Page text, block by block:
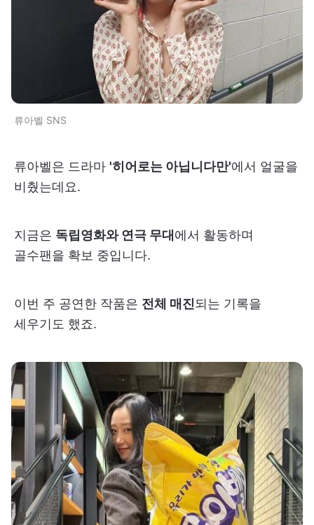
류아벨 SNS
류아벨은 드라마 '히어로는 아닙니다만'에서 얼굴을
비췄는데요.
지금은 독립영화와 연극 무대에서 활동하며
골수팬을 확보 중입니다.
이번 주 공연한 작품은 전체 매진되는 기록을
세우기도 했죠.